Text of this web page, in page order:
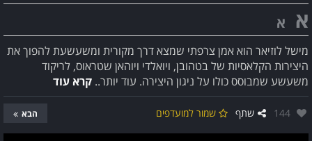
א א
מישל לוזיאר הוא אמן צרפתי שמצא דרך מקורית ומשעשעת להפוך את
היצירות הקלאסיות של בטהובן, ויואלדי ויוהאן שטראוס, לריקוד
משעשע שמבוסס כולו על ניגון היצירה. עוד יותר.. קרא עוד
אהבו:
144 שתף שמור למועדפים הבא